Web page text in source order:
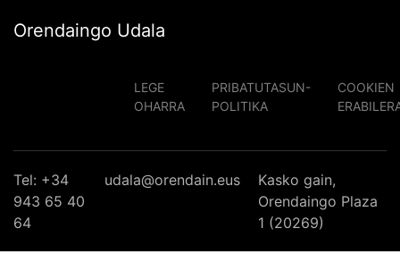
Orendaingo Udala
LEGE
OHARRA
PRIBATUTASUN-
POLITIKA
COOKIEN
Tel: +34
943 65 40
64
udala@orendain.eus
Kasko gain,
Orendaingo Plaza
1 (20269)